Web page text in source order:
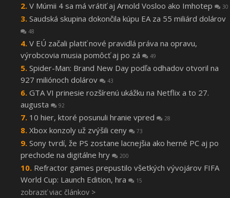
V Múmii 4 sa má vrátiť aj Arnold Vosloo ako Imhotep 30
Saudská skupina dokončila kúpu EA za 55 miliárd dolárov
48
V EÚ začali platiť nové pravidlá práva na opravu,
výrobcovia musia pomôcť aj po zá
49
Spider-Man: Brand New Day podľa odhadov otvoril na
927 miliónoch dolárov
43
GTA VI prinesie rozšírenú ukážku na Netflix a to 27.
augusta
92
10 hier, ktoré posunuli hranie vpred 28
Xbox konzoly už zvýšili ceny 73
Sony tvrdí, že PS zostane lacnejšia ako herné PC aj po
prechode na digitálne hry
200
Refractor games prepustilo všetkých vývojárov FIFA
World Cup: Launch Edition, hra
15
zobraziť viac článkov >